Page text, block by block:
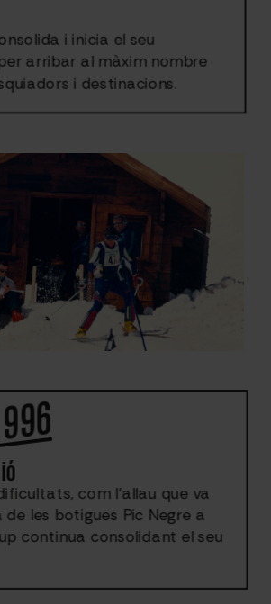
i inicia el seu
arribar al màxim nombre
i destinacions.
com l’allau que va
les botigues Pic Negre a
continua consolidant el seu